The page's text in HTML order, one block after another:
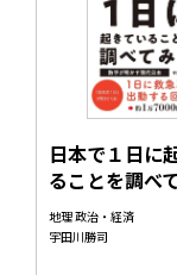
日本で１日に
ることを調べ
地理 政治・経済
宇田川勝司